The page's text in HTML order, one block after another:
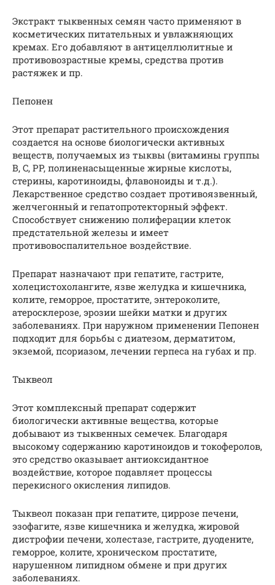
Экстракт тыквенных семян часто применяют в
косметических питательных и увлажняющих
кремах. Его добавляют в антицеллюлитные и
противовозрастные кремы, средства против
растяжек и пр.
Пепонен
Этот препарат растительного происхождения
создается на основе биологически активных
веществ, получаемых из тыквы (витамины группы
B, C, PP, полиненасыщенные жирные кислоты,
стерины, каротиноиды, флавоноиды и т.д.).
Лекарственное средство создает противоязвенный,
желчегонный и гепатопротекторный эффект.
Способствует снижению полиферации клеток
предстательной железы и имеет
противовоспалительное воздействие.
Препарат назначают при гепатите, гастрите,
холецистохолангите, язве желудка и кишечника,
колите, геморрое, простатите, энтероколите,
атеросклерозе, эрозии шейки матки и других
заболеваниях. При наружном применении Пепонен
подходит для борьбы с диатезом, дерматитом,
экземой, псориазом, лечении герпеса на губах и пр.
Тыквеол
Этот комплексный препарат содержит
биологически активные вещества, которые
добывают из тыквенных семечек. Благодаря
высокому содержанию каротиноидов и токоферолов,
это средство оказывает антиоксидантное
воздействие, которое подавляет процессы
перекисного окисления липидов.
Тыквеол показан при гепатите, циррозе печени,
эзофагите, язве кишечника и желудка, жировой
дистрофии печени, холестазе, гастрите, дуодените,
геморрое, колите, хроническом простатите,
нарушенном липидном обмене и при других
заболеваниях.